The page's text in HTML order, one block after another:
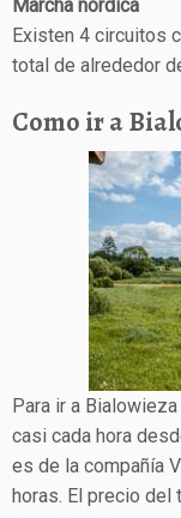
Marcha nórdica
Existen 4 circuitos
total de alrededor
Como ir a
Para ir a
casi cada hora
es de la compañía
horas. El precio